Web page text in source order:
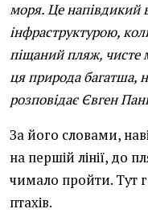
моря. Це напівдикий
інфраструктурою,
піщаний пляж, чисте
ця природа багатша,
розповідає Євген
За його словами,
на першій лінії, до
чимало пройти. Тут
птахів.